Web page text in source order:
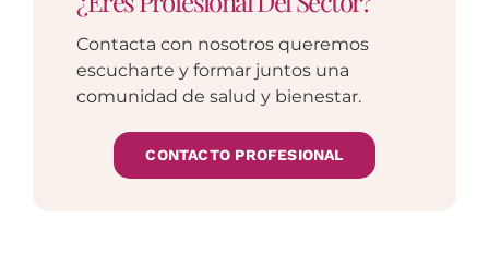
Contacta con nosotros queremos
escucharte y formar juntos una
comunidad de salud y bienestar.
CONTACTO PROFESIONAL